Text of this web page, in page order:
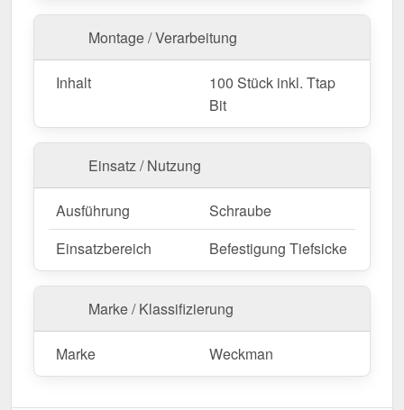
Montage / Verarbeitung
Inhalt
100 Stück inkl. Ttap
Bit
Einsatz / Nutzung
Ausführung
Schraube
Einsatzbereich
Befestigung Tiefsicke
Marke / Klassifizierung
Marke Weckman